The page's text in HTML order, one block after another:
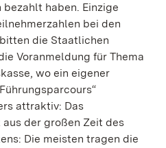
haben. Einzige
bei den
die Staatlichen
Voranmeldung für Thema
wo ein eigener
attraktiv: Das
der großen Zeit des
Die meisten tragen die